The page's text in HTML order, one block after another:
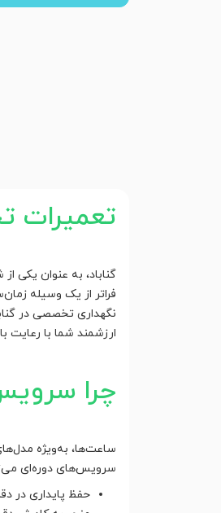
تعمیرات
گناباد، به عنوان یکی
فراتر از یک وسیله
نگهداری تخصصی در
ارزشمند شما با رعایت
چرا
ساعت‌ها، به‌ویژه
سرویس‌های دوره‌ای
حفظ پایداری در